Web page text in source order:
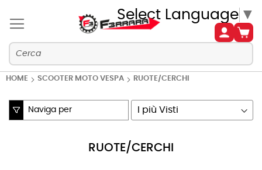
Select Language ▼
HOME SCOOTER MOTO VESPA RUOTE/CERCHI
RUOTE/CERCHI
Naviga per